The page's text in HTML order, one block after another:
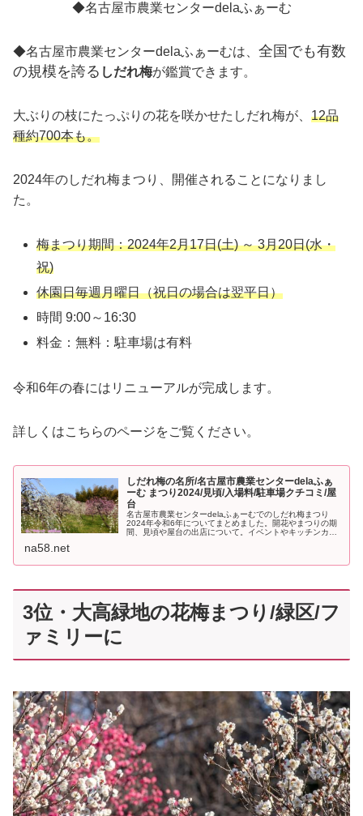
◆名古屋市農業センターdelaふぁーむ
◆名古屋市農業センターdelaふぁーむは、 全国でも有数
の規模を誇る しだれ梅が鑑賞できます。
大ぶりの枝にたっぷりの花を咲かせたしだれ梅が、 12品
種約700本も。
2024年のしだれ梅まつり、開催されることになりまし
た。
梅まつり期間：2024年2月17日(土) ～ 3月20日(水・
祝)
休園日毎週月曜日（祝日の場合は翌平日）
時間 9:00～16:30
料金：無料：駐車場は有料
令和6年の春にはリニューアルが完成します。
詳しくはこちらのページをご覧ください。
しだれ梅の名所/名古屋市農業センターdelaふぁ
ーむ まつり2024/見頃/入場料/駐車場クチコミ/屋
台
名古屋市農業センターdelaふぁーむでのしだれ梅まつり
2024年令和6年についてまとめました。開花やまつりの期
間、見頃や屋台の出店について。イベントやキッチンカー
na58.net
3位・大高緑地の花梅まつり/緑区/フ
ァミリーに